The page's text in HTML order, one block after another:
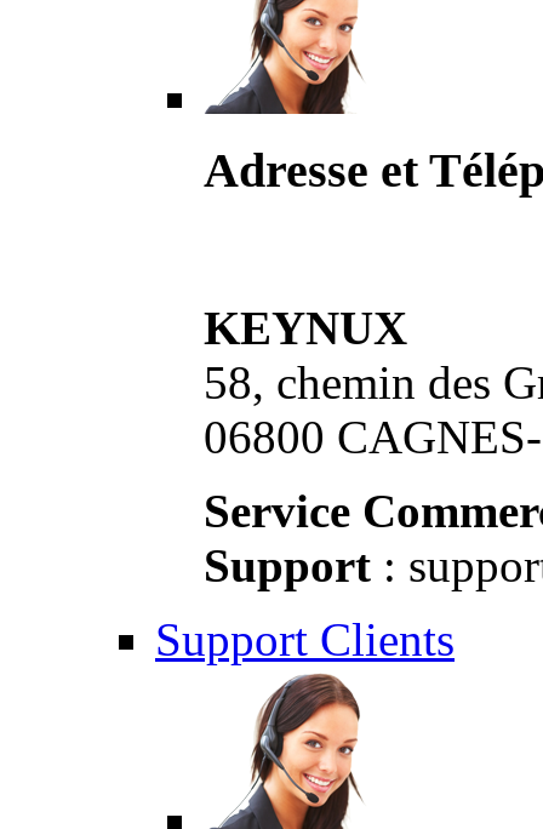
Adresse et
KEYNUX
58, chemin des
06800
Service
Support :
Support Clients